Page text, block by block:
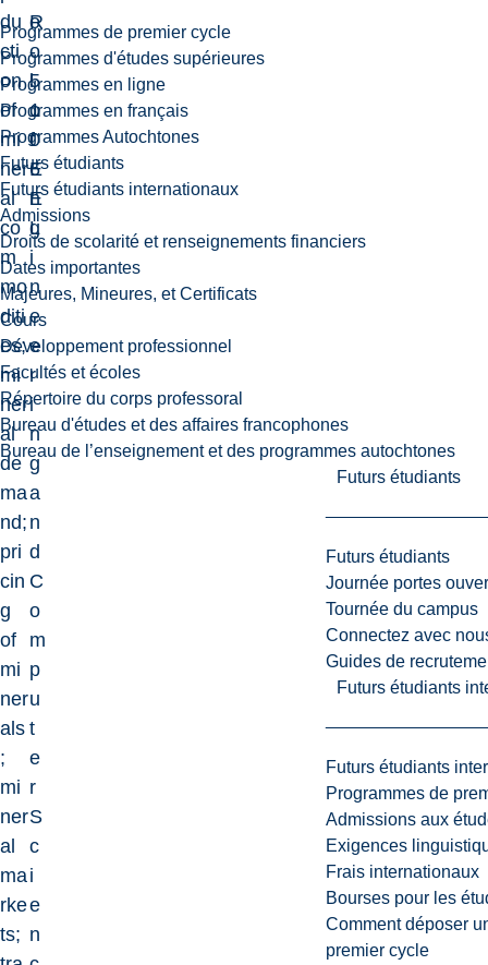
Programmes de premier cycle
Programmes d'études supérieures
Programmes en ligne
Programmes en français
Programmes Autochtones
Futurs étudiants
Futurs étudiants internationaux
Admissions
Droits de scolarité et renseignements financiers
Dates importantes
Majeures, Mineures, et Certificats
Cours
Développement professionnel
Facultés et écoles
Répertoire du corps professoral
Bureau d'études et des affaires francophones
Bureau de l’enseignement et des programmes autochtones
Futurs étudiants
Futurs étudiants
Journée portes
Tournée du campus
Connectez avec
Guides de
Futurs étudiants
Futurs étudiants
Programmes de
Admissions aux
Exigences
Frais internationaux
Bourses pour les
Comment déposer
premier cycle
du
cti
on
of
mi
ner
al
co
m
mo
diti
es;
mi
ner
al
de
ma
nd;
pri
cin
g
of
mi
ner
als
;
mi
ner
al
ma
rke
ts;
R
-
5
1
0
6
E
L
o
o
l
o
f
E
n
g
i
n
e
e
r
i
n
g
a
n
d
C
o
m
p
u
t
e
r
S
c
i
e
n